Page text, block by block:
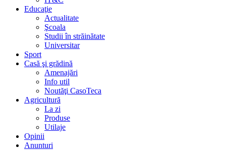
Educaţie
Actualitate
Şcoala
Studii în străinătate
Universitar
Sport
Casă şi grădină
Amenajări
Info util
Noutăţi CasoTeca
Agricultură
La zi
Produse
Utilaje
Opinii
Anunturi